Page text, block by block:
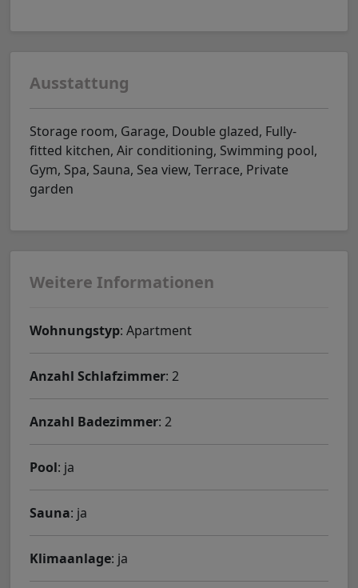
Ausstattung
Storage room, Garage, Double glazed, Fully-
fitted kitchen, Air conditioning, Swimming pool,
Gym, Spa, Sauna, Sea view, Terrace, Private
garden
Weitere Informationen
Wohnungstyp: Apartment
Anzahl Schlafzimmer: 2
Anzahl Badezimmer: 2
Pool: ja
Sauna: ja
Klimaanlage: ja